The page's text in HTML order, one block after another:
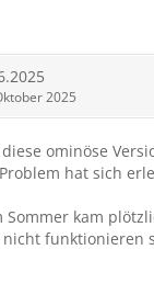
2025
ominöse
hat sich
kam
funktionieren